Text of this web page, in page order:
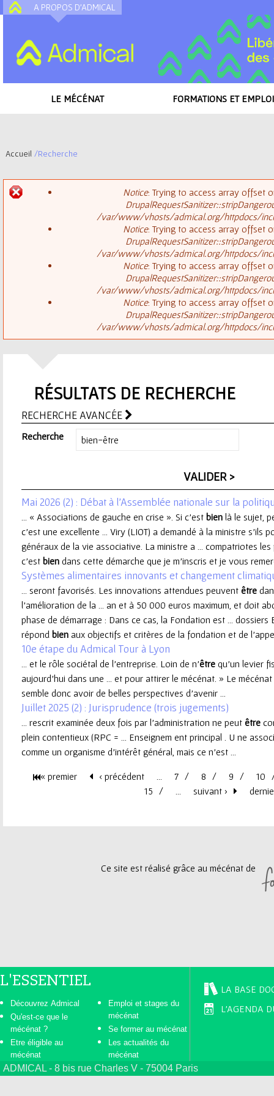
A PROPOS D'ADMICAL
LE MÉCÉNAT FORMATIONS ET
Accueil /Recherche
e
d
r
r
e
u
r
Notice: Trying to access array offset
/var/www/vhosts/admical.org/httpdocs/
Notice: Trying to access array offset
/var/www/vhosts/admical.org/httpdocs/
Notice: Trying to access array offset
/var/www/vhosts/admical.org/httpdocs/
Notice: Trying to access array offset
/var/www/vhosts/admical.org/httpdocs/
RÉSULTATS DE RECHERCHE
RECHERCHE AVANCÉE
Recherche
Mai 2026 (2) : Débat à l'Assemblée nationale sur la
... « Associations de gauche en crise ». Si c’est bien là le sujet,
c’est une excellente ... Viry (LIOT) a demandé à la ministre s’ils
généraux de la vie associative. La ministre a ... compatriotes
c’est bien dans cette démarche que je m’inscris et je vous
Systèmes alimentaires innovants et changement
... seront favorisés. Les innovations attendues peuvent être
l’amélioration de la ... an et à 50 000 euros maximum, et doit
phase de démarrage : Dans ce cas, la Fondation est ...
répond bien aux objectifs et critères de la fondation et de
10e étape du Admical Tour à Lyon
... et le rôle sociétal de l’entreprise. Loin de n’être qu’un levier
aujourd’hui dans une ... et pour attirer le mécénat. » Le
semble donc avoir de belles perspectives d’avenir ...
Juillet 2025 (2) : Jurisprudence (trois jugements)
... rescrit examinée deux fois par l’administration ne peut être
plein contentieux (RPC = ... Enseignem ent principal . U ne
comme un organisme d’intérêt général, mais ce n’est ...
« premier ‹ précédent 7 8 9
10
15
suivant ›
Ce site est réalisé grâce au mécénat de
L'ESSENTIEL
Découvrez Admical
Qu'est-ce que le
mécénat ?
Etre éligible au
mécénat
Emploi et stages du
mécénat
Se former au mécénat
Les actualités du
mécénat
LA BASE
L'AGENDA
ADMICAL - 8 bis rue Charles V - 75004 Paris